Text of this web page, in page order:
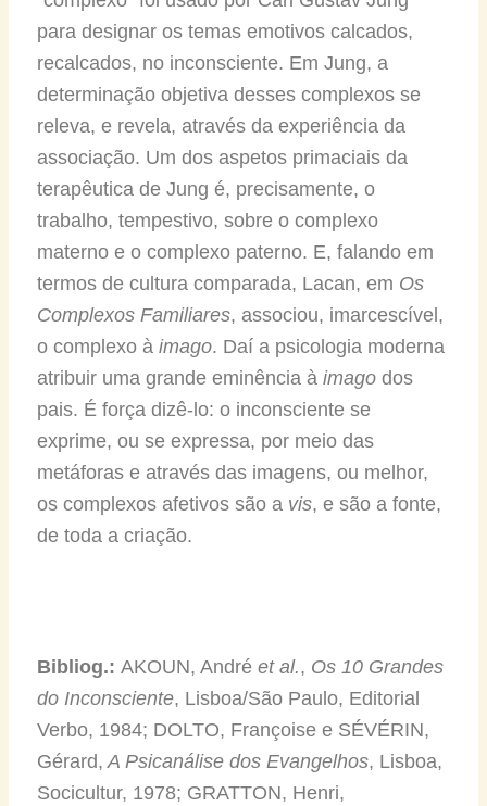
para designar os temas emotivos calcados,
recalcados, no inconsciente. Em Jung, a
determinação objetiva desses complexos se
releva, e revela, através da experiência da
associação. Um dos aspetos primaciais da
terapêutica de Jung é, precisamente, o
trabalho, tempestivo, sobre o complexo
materno e o complexo paterno. E, falando em
termos de cultura comparada, Lacan, em Os
Complexos Familiares, associou, imarcescível,
o complexo à imago. Daí a psicologia moderna
atribuir uma grande eminência à imagodos
pais. É força dizê-lo: o inconsciente se
exprime, ou se expressa, por meio das
metáforas e através das imagens, ou melhor,
os complexos afetivos são a vis, e são a fonte,
de toda a criação.
Bibliog.: AKOUN, André et al., Os 10 Grandes
do Inconsciente, Lisboa/São Paulo, Editorial
Verbo, 1984; DOLTO, Françoise e SÉVÉRIN,
Gérard, A Psicanálise dos Evangelhos, Lisboa,
Socicultur, 1978; GRATTON, Henri,